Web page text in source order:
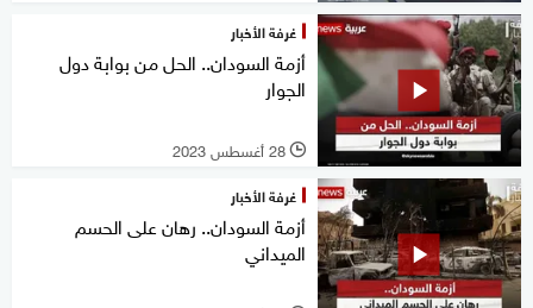
غرفة الأخبار
أزمة السودان.. الحل من بوابة دول
الجوار
l 28 أغسطس 2023
غرفة الأخبار
أزمة السودان.. رهان على الحسم
الميداني